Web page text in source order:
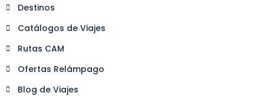
Destinos
Catálogos de Viajes
Rutas CAM
Ofertas Relámpago
Blog de Viajes